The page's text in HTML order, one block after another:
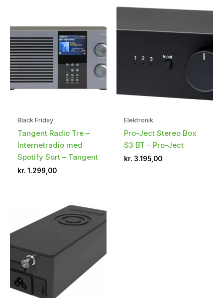
Black Friday
Tangent Radio Tre –
Internetradio med
Spotify Sort – Tangent
kr. 1.299,00
Elektronik
Pro-Ject Stereo Box
S3 BT – Pro-Ject
kr. 3.195,00